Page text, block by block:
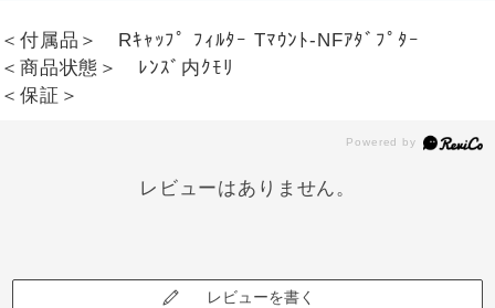
＜付属品＞ Rｷｬｯﾌﾟ ﾌｨﾙﾀｰ Tﾏｳﾝﾄ-NFｱﾀﾞﾌﾟﾀｰ
＜商品状態＞ ﾚﾝｽﾞ内ｸﾓﾘ
＜保証＞
レビューはありません。
レビューを書く